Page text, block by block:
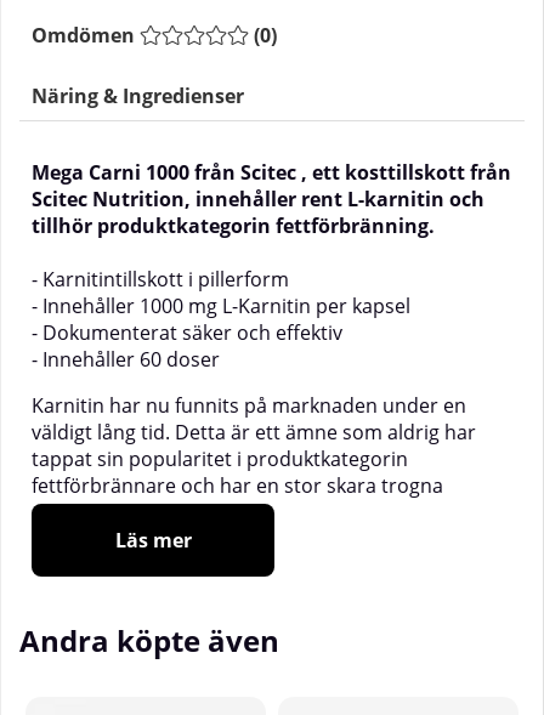
Omdömen (0)
Näring & Ingredienser
Mega Carni 1000 från Scitec , ett kosttillskott från
Scitec Nutrition, innehåller rent L-karnitin och
tillhör produktkategorin fettförbränning.
- Karnitintillskott i pillerform
- Innehåller 1000 mg L-Karnitin per kapsel
- Dokumenterat säker och effektiv
- Innehåller 60 doser
Karnitin har nu funnits på marknaden under en
väldigt lång tid. Detta är ett ämne som aldrig har
tappat sin popularitet i produktkategorin
fettförbrännare och har en stor skara trogna
användare.Liquid Carnitine från Scitec Nutrition
L-karnitin i flytande form som dessutom är
smaksatt. Allt du behöver göra är att ta 1 servering
Karnitin är ett kroppseget ämne som återfinns i hög
Läs mer
Andra köpte även